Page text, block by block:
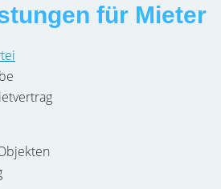
für Mieter